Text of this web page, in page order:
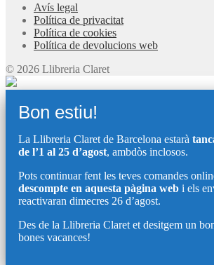
Avís legal
Política de privacitat
Política de cookies
Política de devolucions web
© 2026 Llibreria Claret
Bon estiu!
La Llibreria Claret de Barcelona estarà
de l’1 al 25 d’agost, ambdòs inclosos.
Pots continuar fent les teves comandes
descompte en aquesta pàgina web i els
reactivaran dimecres 26 d’agost.
Des de la Llibreria Claret et desitgem un
bones vacances!